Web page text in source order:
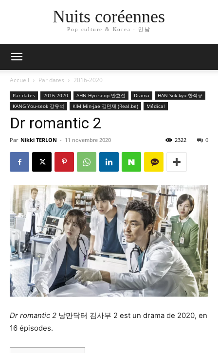
Nuits coréennes
Pop culture & Korea - 만남
Accueil Par dates 2016-2020
Par dates 2016-2020 AHN Hyo-seop 안효섭 Drama
HAN Suk-kyu 한석규
KANG You-seok 강유석
KIM Min-jae 김민재 (Real.be) Médical
Dr romantic 2
Par Nikki TERLON - 11 novembre 2020 0
2322
Dr romantic 2 낭만닥터 김사부 2 est un drama de 2020, en
16 épisodes.